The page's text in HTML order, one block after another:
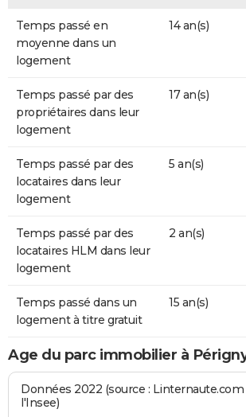
Temps passé en
moyenne dans un
logement
14 an(s)
Temps passé par des
propriétaires dans leur
logement
17 an(s)
Temps passé par des
locataires dans leur
logement
5 an(s)
Temps passé par des
locataires HLM dans leur
logement
2 an(s)
Temps passé dans un
logement à titre gratuit
15 an(s)
Age du parc immobilier à
Données 2022 (source : Linternaute.com
l'Insee)